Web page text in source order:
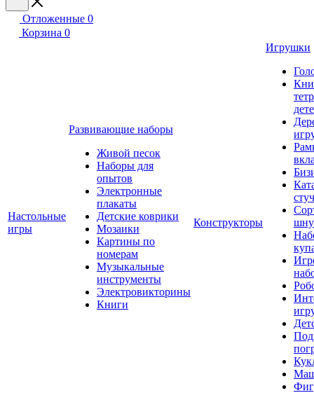
Отложенные 0
Корзина 0
Настольные
игры
Развивающие наборы
Живой песок
Наборы для
опытов
Электронные
плакаты
Детские коврики
Мозаики
Картины по
номерам
Музыкальные
инструменты
Электровикторины
Книги
Конструкторы
Игрушки